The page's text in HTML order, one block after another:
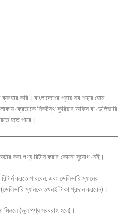
করি। বাংলাদেশের প্রায় সব শহরে হোম
ক্রেতাকে নিকটস্থ কুরিয়ার অফিস বা ডেলিভারি
হতে পারে।
করা পণ্য রিটার্ন করার কোনো সুযোগ নেই।
করতে পারবেন, এবং ডেলিভারি ম্যানের
ম্যানকে তখনই টাকা প্রদান করবেন)।
মিললে (ভুল পণ্য সরবরাহ হলে)।